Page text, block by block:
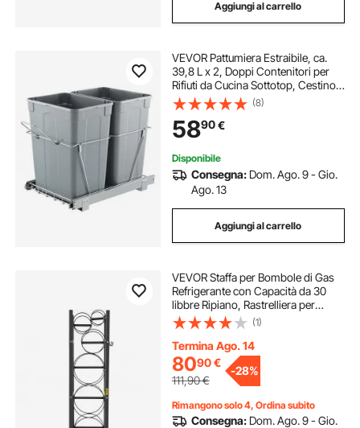
Aggiungi al carrello
VEVOR Pattumiera Estraibile, ca.
39,8 L x 2, Doppi Contenitori per
Rifiuti da Cucina Sottotop, Cestino
per la Raccolta Differenziata con
Sistema Scorrevole, Estensione
Completa e Maniglia Grigio
(8)
5890€
Disponibile
Consegna: Dom. Ago. 9 - Gio.
Ago. 13
Aggiungi al carrello
VEVOR Staffa per Bombole di Gas
Refrigerante con Capacità da 30
libbre Ripiano, Rastrelliera per
Bombola di Gas 46 x 13 x 4 pollici,
Staffa per Bombola di Gas, Supporti
per Bombole di Gas
(1)
Termina Ago. 14
8090€
111,90€
-28%
Rimangono solo 4, Ordina subito
Consegna: Dom. Ago. 9 - Gio.